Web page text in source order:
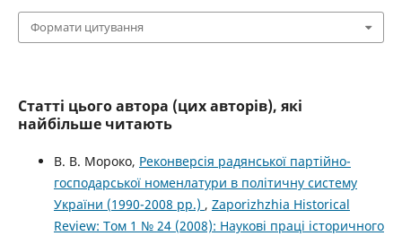
Формати цитування
Статті цього автора (цих авторів), які
найбільше читають
В. В. Мороко, Реконверсія радянської партійно-
господарської номенлатури в політичну систему
України (1990-2008 рр.) , Zaporizhzhia Historical
Review: Том 1 № 24 (2008): Наукові праці історичного